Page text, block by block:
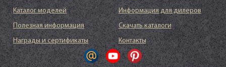
Каталог моделей
Информация для дилеров
Полезная информация
Скачать каталоги
Награды и сертификаты
Контакты